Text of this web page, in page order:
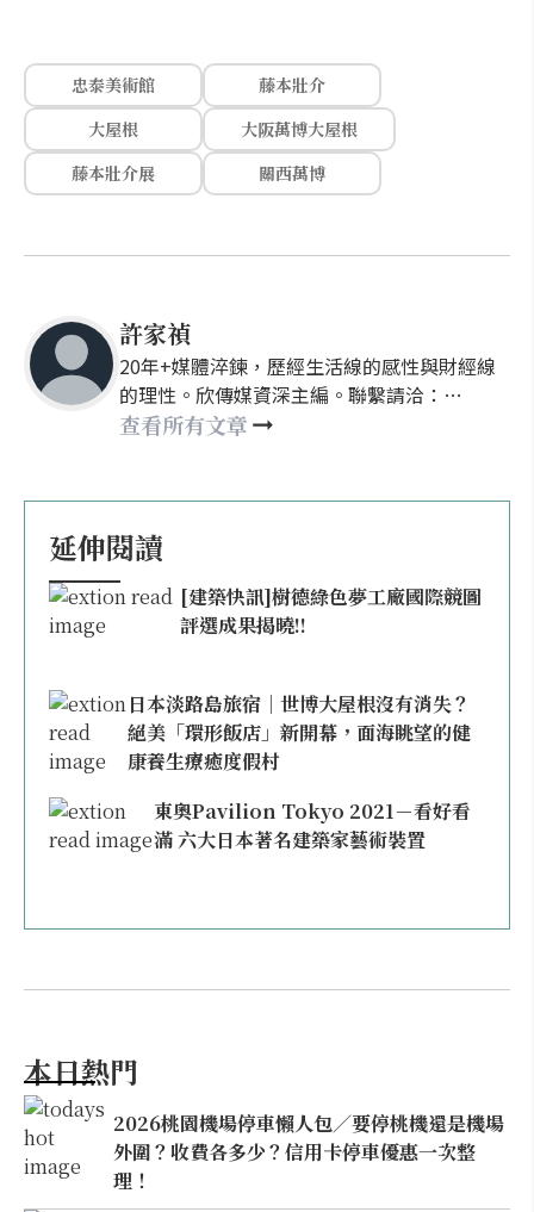
忠泰美術館
藤本壯介
大屋根
大阪萬博大屋根
藤本壯介展
關西萬博
許家禎
20年+媒體淬鍊，歷經生活線的感性與財經線
的理性。欣傳媒資深主編。聯繫請洽：
nellyhsu@xinmedia.com
查看所有文章
延伸閱讀
[建築快訊]樹德綠色夢工廠國際競圖
評選成果揭曉!!
日本淡路島旅宿｜世博大屋根沒有消失？
絕美「環形飯店」新開幕，面海眺望的健
康養生療癒度假村
東奧Pavilion Tokyo 2021－看好看
滿 六大日本著名建築家藝術裝置
本日熱門
2026桃園機場停車懶人包／要停桃機還是機場
外圍？收費各多少？信用卡停車優惠一次整
理！